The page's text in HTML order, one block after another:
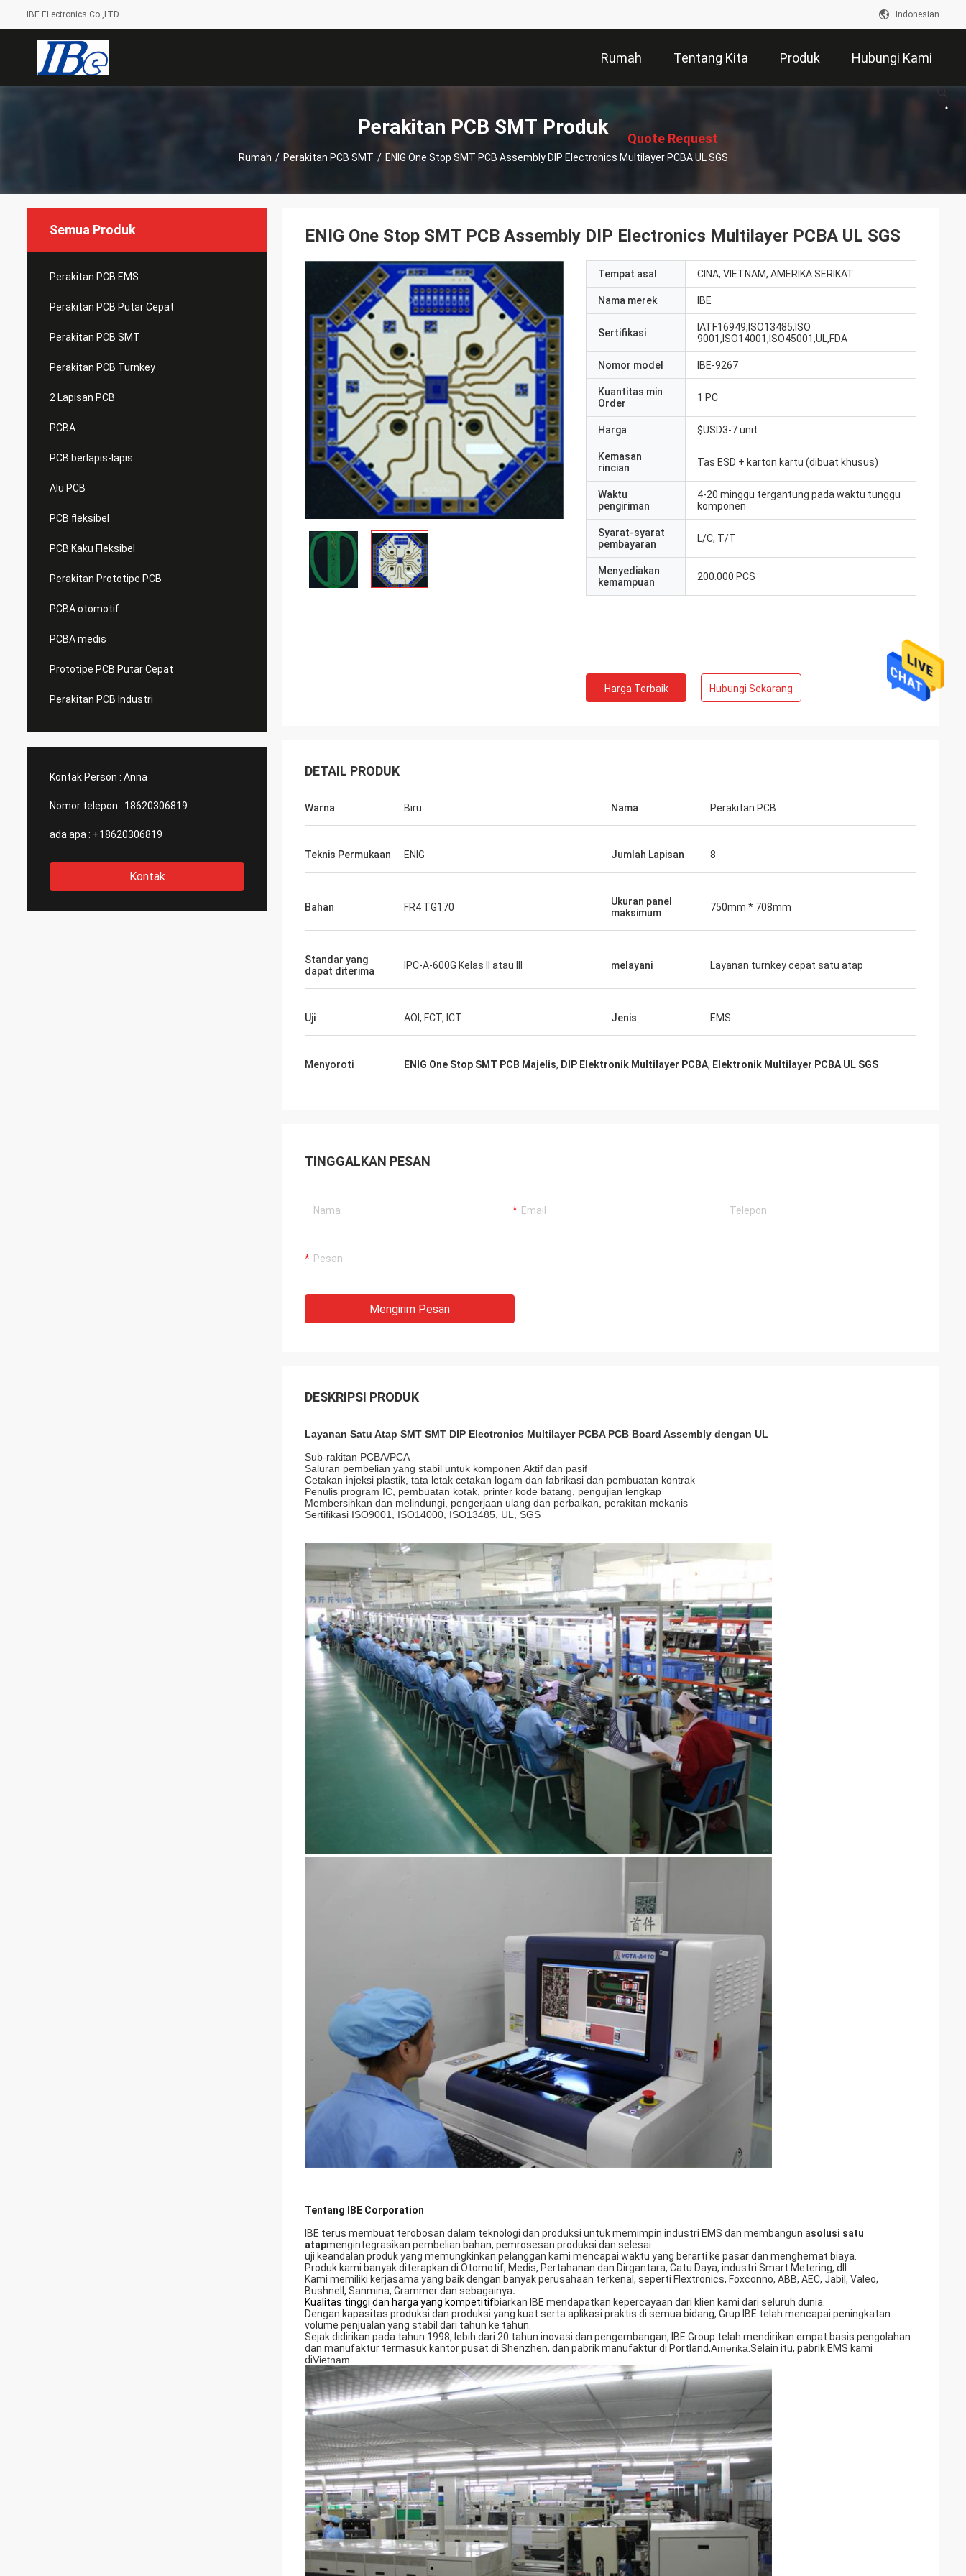
IBE ELectronics Co.,LTD Indonesian
Rumah Tentang Kita Produk Hubungi Kami
Quote Request
Suatu
Perakitan PCB SMT Produk
Rumah / Perakitan PCB SMT / ENIG One Stop SMT PCB Assembly DIP Electronics Multilayer PCBA UL SGS
Semua Produk
Perakitan PCB EMS
Perakitan PCB Putar Cepat
Perakitan PCB SMT
Perakitan PCB Turnkey
2 Lapisan PCB
PCBA
PCB berlapis-lapis
Alu PCB
PCB fleksibel
PCB Kaku Fleksibel
Perakitan Prototipe PCB
PCBA otomotif
PCBA medis
Prototipe PCB Putar Cepat
Perakitan PCB Industri
Kontak Person : Anna
Nomor telepon : 18620306819
ada apa : +18620306819
Kontak
ENIG One Stop SMT PCB Assembly DIP Electronics Multilayer PCBA UL SGS
Tempat asal CINA, VIETNAM, AMERIKA SERIKAT
Nama merek IBE
Sertifikasi
IATF16949,ISO13485,ISO
9001,ISO14001,ISO45001,UL,FDA
Nomor model IBE-9267
Kuantitas min
Order
1 PC
Harga $USD3-7 unit
Kemasan
rincian
Tas ESD + karton kartu (dibuat khusus)
Waktu
pengiriman
4-20 minggu tergantung pada waktu tunggu
komponen
Syarat-syarat
pembayaran
L/C, T/T
Menyediakan
kemampuan
200.000 PCS
Harga Terbaik Hubungi Sekarang
DETAIL PRODUK
Warna Biru Nama Perakitan PCB
Teknis Permukaan ENIG Jumlah Lapisan 8
Bahan FR4 TG170
Ukuran panel
maksimum
750mm * 708mm
Standar yang
dapat diterima
IPC-A-600G Kelas II atau III melayani Layanan turnkey cepat satu atap
Uji AOI, FCT, ICT Jenis EMS
Menyoroti ENIG One Stop SMT PCB Majelis, DIP Elektronik Multilayer PCBA, Elektronik Multilayer PCBA UL SGS
TINGGALKAN PESAN
Mengirim Pesan
DESKRIPSI PRODUK
Layanan Satu Atap SMT SMT DIP Electronics Multilayer PCBA PCB Board Assembly dengan UL
Sub-rakitan PCBA/PCA
Saluran pembelian yang stabil untuk komponen Aktif dan pasif
Cetakan injeksi plastik, tata letak cetakan logam dan fabrikasi dan pembuatan kontrak
Penulis program IC, pembuatan kotak, printer kode batang, pengujian lengkap
Membersihkan dan melindungi, pengerjaan ulang dan perbaikan, perakitan mekanis
Sertifikasi ISO9001, ISO14000, ISO13485, UL, SGS
Tentang IBE Corporation
IBE terus membuat terobosan dalam teknologi dan produksi untuk memimpin industri EMS dan membangun asolusi satu
atapmengintegrasikan pembelian bahan, pemrosesan produksi dan selesai
uji keandalan produk yang memungkinkan pelanggan kami mencapai waktu yang berarti ke pasar dan menghemat biaya.
Produk kami banyak diterapkan di Otomotif, Medis, Pertahanan dan Dirgantara, Catu Daya, industri Smart Metering, dll.
Kami memiliki kerjasama yang baik dengan banyak perusahaan terkenal, seperti Flextronics, Foxconno, ABB, AEC, Jabil, Valeo,
Bushnell, Sanmina, Grammer dan sebagainya.
Kualitas tinggi dan harga yang kompetitifbiarkan IBE mendapatkan kepercayaan dari klien kami dari seluruh dunia.
Dengan kapasitas produksi dan produksi yang kuat serta aplikasi praktis di semua bidang, Grup IBE telah mencapai peningkatan
volume penjualan yang stabil dari tahun ke tahun.
Sejak didirikan pada tahun 1998, lebih dari 20 tahun inovasi dan pengembangan, IBE Group telah mendirikan empat basis pengolahan
dan manufaktur termasuk kantor pusat di Shenzhen, dan pabrik manufaktur di Portland,Amerika .Selain itu, pabrik EMS kami
diVietnam.